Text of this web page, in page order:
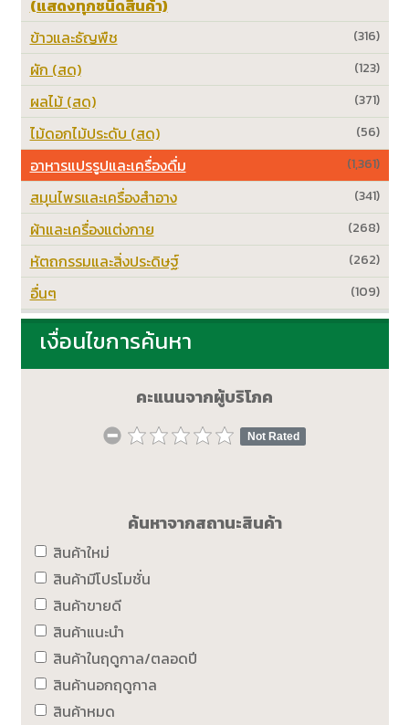
(แสดงทุกชนิดสินค้า)
(316)
ข้าวและธัญพืช
(123)
ผัก (สด)
(371)
ผลไม้ (สด)
(56)
ไม้ดอกไม้ประดับ (สด)
(1,361)
อาหารแปรรูปและเครื่องดื่ม
(341)
สมุนไพรและเครื่องสำอาง
(268)
ผ้าและเครื่องแต่งกาย
(262)
หัตถกรรมและสิ่งประดิษฐ์
(109)
อื่นๆ
เงื่อนไขการค้นหา
คะแนนจากผู้บริโภค
Not Rated
ค้นหาจากสถานะสินค้า
สินค้าใหม่
สินค้ามีโปรโมชั่น
สินค้าขายดี
สินค้าแนะนำ
สินค้าในฤดูกาล/ตลอดปี
สินค้านอกฤดูกาล
สินค้าหมด